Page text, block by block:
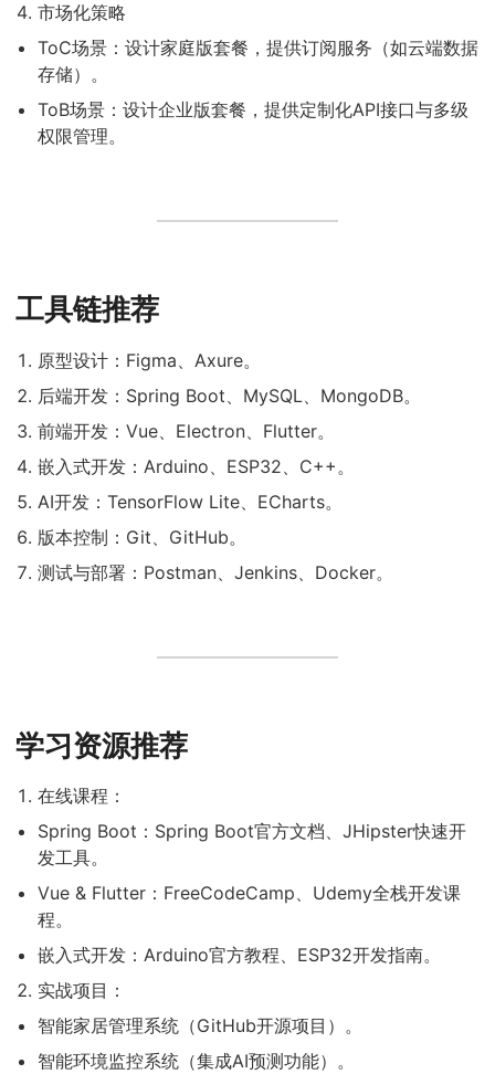
市场化策略
ToC场景：设计家庭版套餐，提供订阅服务（如云端数据
存储）。
ToB场景：设计企业版套餐，提供定制化API接口与多级
权限管理。
工具链推荐
原型设计：Figma、Axure。
后端开发：Spring Boot、MySQL、MongoDB。
前端开发：Vue、Electron、Flutter。
嵌入式开发：Arduino、ESP32、C++。
AI开发：TensorFlow Lite、ECharts。
版本控制：Git、GitHub。
测试与部署：Postman、Jenkins、Docker。
学习资源推荐
在线课程：
Spring Boot：Spring Boot官方文档、JHipster快速开
发工具。
Vue & Flutter：FreeCodeCamp、Udemy全栈开发课
程。
嵌入式开发：Arduino官方教程、ESP32开发指南。
实战项目：
智能家居管理系统（GitHub开源项目）。
智能环境监控系统（集成AI预测功能）。